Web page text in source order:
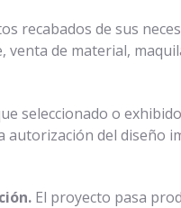
recabados de sus
de material,
seleccionado o
del diseño
El proyecto pasa